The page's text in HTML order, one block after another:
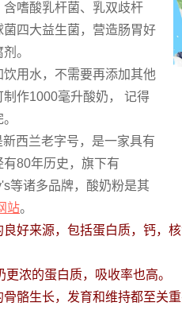
嗜酸乳杆菌、乳双歧杆
四大益生菌，营造肠胃好
。
用水，不需要再添加其他
作1000毫升酸奶， 记得
新西兰老字号，是一家具有
80年历史，旗下有
等诸多品牌，酸奶粉是其
站。
好来源，包括蛋白质，钙，
浓的蛋白质，吸收率也高。
骼生长，发育和维持都至关重